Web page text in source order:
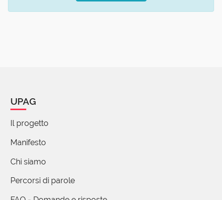
UPAG
Il progetto
Manifesto
Chi siamo
Percorsi di parole